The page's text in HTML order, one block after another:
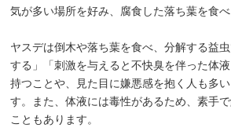
気が多い場所を好み、腐食した落ち葉を食
ヤスデは倒木や落ち葉を食べ、分解する益
する」「刺激を与えると不快臭を伴った体
持つことや、見た目に嫌悪感を抱く人も多
す。また、体液には毒性があるため、素手
こともあります。